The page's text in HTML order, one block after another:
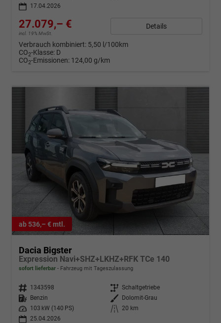
17.04.2026
27.079,– €
incl. 19% MwSt.
Details
Verbrauch kombiniert: 5,50 l/100km
CO2-Klasse: D
CO2-Emissionen: 124,00 g/km
ab 536,– € mtl.
Dacia Bigster
Expression Navi+SHZ+LKHZ+RFK TCe 140
sofort lieferbar Fahrzeug mit Tageszulassung
Fahrzeugnr. 1343598 Getriebe Schaltgetriebe
Kraftstoff
Benzin Außenfarbe
Dolomit-Grau
Leistung
103 kW (140 PS) Kilometerstand
20 km
25.04.2026